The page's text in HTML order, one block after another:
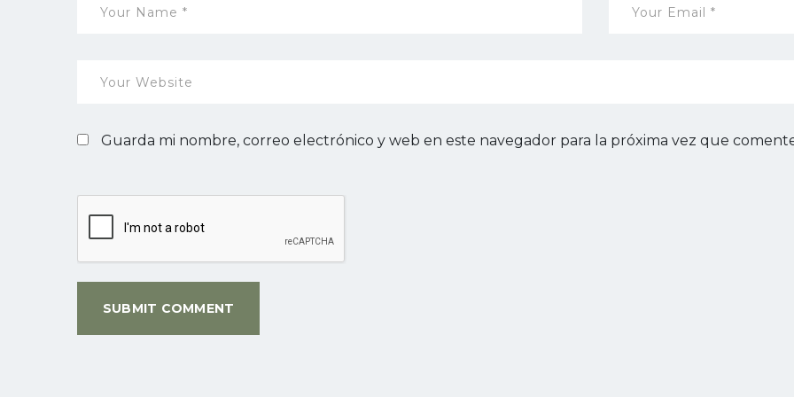
Guarda mi nombre, correo electrónico y web en este navegador para la próxima vez que